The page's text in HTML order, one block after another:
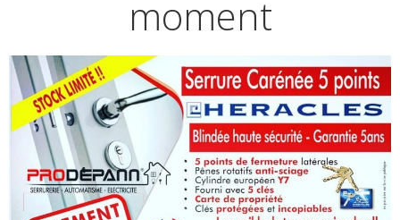
moment